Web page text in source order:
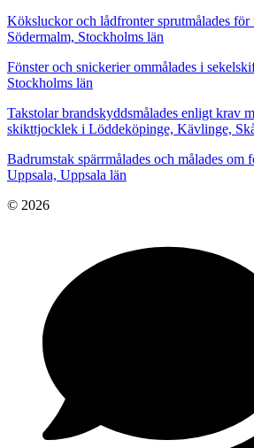
Köksluckor och lådfronter sprutmålades för
Södermalm, Stockholms län
Fönster och snickerier ommålades i
Stockholms län
Takstolar brandskyddsmålades enligt krav
skikttjocklek i Löddeköpinge, Kävlinge,
Badrumstak spärrmålades och målades om
Uppsala, Uppsala län
© 2026